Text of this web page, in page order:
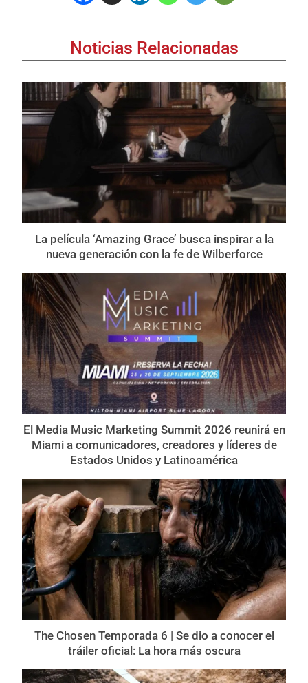
Noticias Relacionadas
La película ‘Amazing Grace’ busca inspirar a la
nueva generación con la fe de Wilberforce
El Media Music Marketing Summit 2026 reunirá en
Miami a comunicadores, creadores y líderes de
Estados Unidos y Latinoamérica
The Chosen Temporada 6 | Se dio a conocer el
tráiler oficial: La hora más oscura